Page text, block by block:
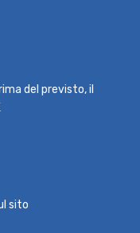
del previsto, il
sito